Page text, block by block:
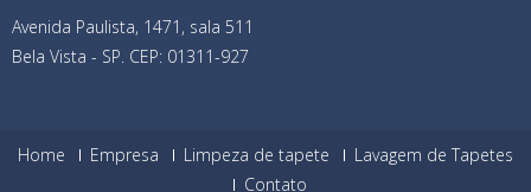
Avenida Paulista, 1471, sala 511
Bela Vista - SP. CEP: 01311-927
Home Empresa Limpeza de tapete
Lavagem de Tapetes
Contato